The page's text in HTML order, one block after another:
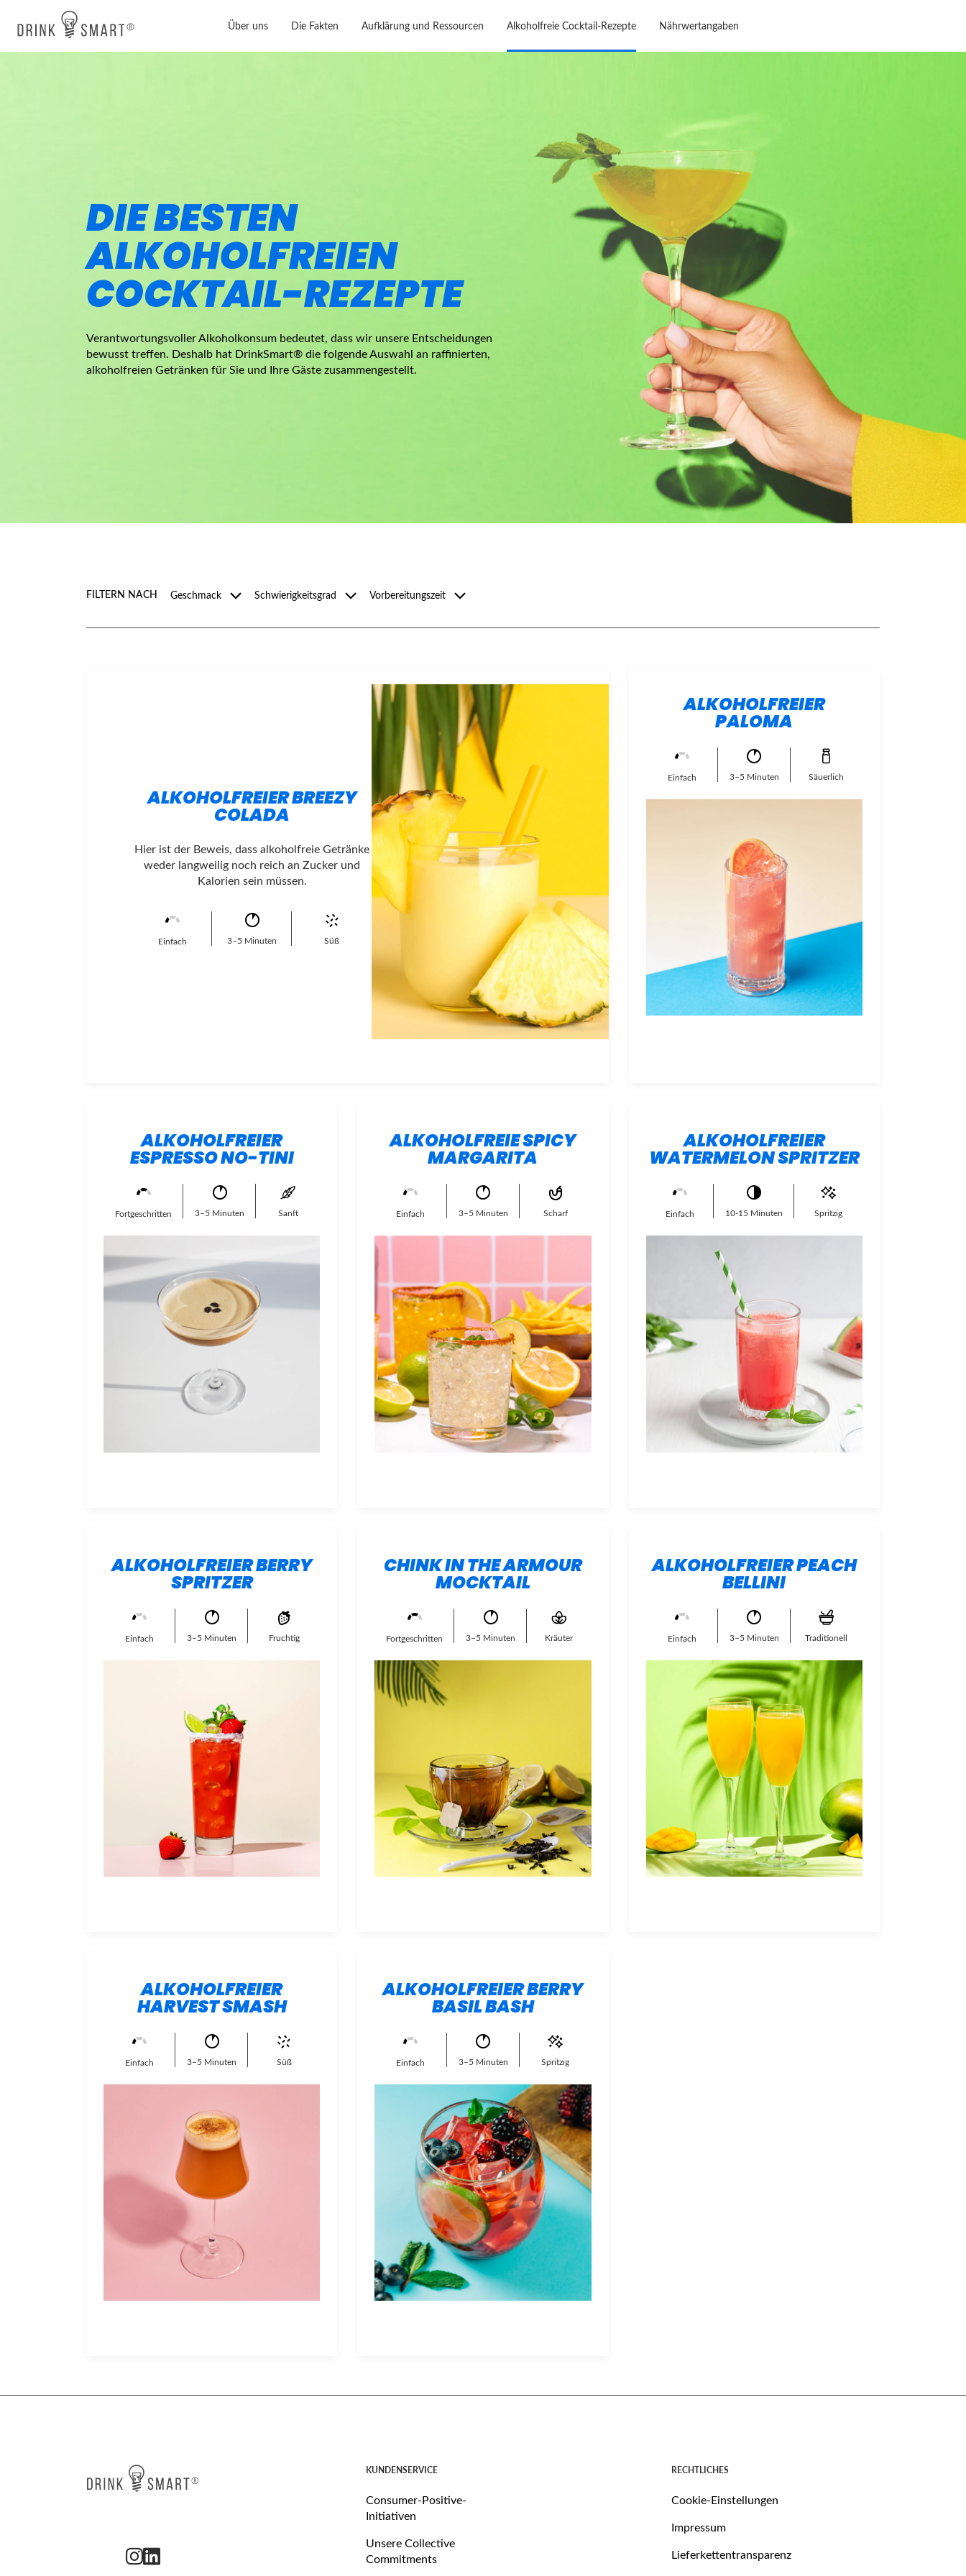
Über uns Die Fakten Aufklärung und Ressourcen Alkoholfreie Cocktail-Rezepte Nährwertangaben
DIE BESTEN
ALKOHOLFREIEN
COCKTAIL-REZEPTE
Verantwortungsvoller Alkoholkonsum bedeutet, dass wir unsere Entscheidungen
bewusst treffen. Deshalb hat DrinkSmart® die folgende Auswahl an raffinierten,
alkoholfreien Getränken für Sie und Ihre Gäste zusammengestellt.
FILTERN NACH
Filtern
Geschmack
Filtern
Schwierigkeitsgrad
Filtern
Vorbereitungszeit
ALKOHOLFREIER BREEZY
COLADA
Hier ist der Beweis, dass alkoholfreie Getränke
weder langweilig noch reich an Zucker und
Kalorien sein müssen.
Einfach 3–5 Minuten Süß
ALKOHOLFREIER
PALOMA
Einfach 3–5 Minuten Säuerlich
ALKOHOLFREIER
ESPRESSO NO-TINI
Fortgeschritten 3–5 Minuten Sanft
ALKOHOLFREIE SPICY
MARGARITA
Einfach 3–5 Minuten Scharf
ALKOHOLFREIER
WATERMELON SPRITZER
Einfach 10-15 Minuten Spritzig
ALKOHOLFREIER BERRY
SPRITZER
Einfach 3–5 Minuten Fruchtig
CHINK IN THE ARMOUR
MOCKTAIL
Fortgeschritten 3–5 Minuten Kräuter
ALKOHOLFREIER PEACH
BELLINI
Einfach 3–5 Minuten Traditionell
ALKOHOLFREIER
HARVEST SMASH
Einfach 3–5 Minuten Süß
ALKOHOLFREIER BERRY
BASIL BASH
Einfach 3–5 Minuten Spritzig
KUNDENSERVICE
Consumer-Positive-
Initiativen
Unsere Collective
Commitments
RECHTLICHES
Cookie-Einstellungen
Impressum
Lieferkettentransparenz